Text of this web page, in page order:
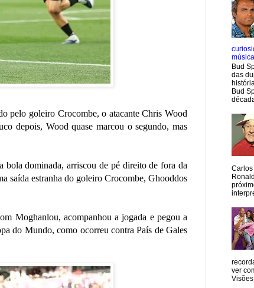
pelo goleiro Crocombe, o atacante Chris Wood
depois, Wood quase marcou o segundo, mas
dominada, arriscou de pé direito de fora da
saída estranha do goleiro Crocombe, Ghooddos
Moghanlou, acompanhou a jogada e pegou a
do Mundo, como ocorreu contra País de Gales
Bud
das
Bud
Carlos
ver